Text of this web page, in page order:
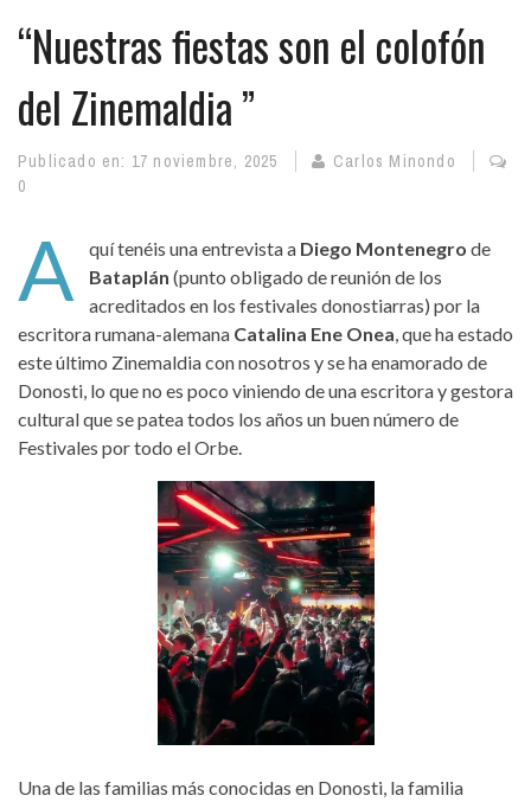
“Nuestras fiestas son el colofón
del Zinemaldia ”
Publicado en: 17 noviembre, 2025
Carlos Minondo
0
A quí tenéis una entrevista a Diego Montenegro de
Bataplán (punto obligado de reunión de los
acreditados en los festivales donostiarras) por la
escritora rumana-alemana Catalina Ene Onea, que ha estado
este último Zinemaldia con nosotros y se ha enamorado de
Donosti, lo que no es poco viniendo de una escritora y gestora
cultural que se patea todos los años un buen número de
Festivales por todo el Orbe.
Una de las familias más conocidas en Donosti, la familia